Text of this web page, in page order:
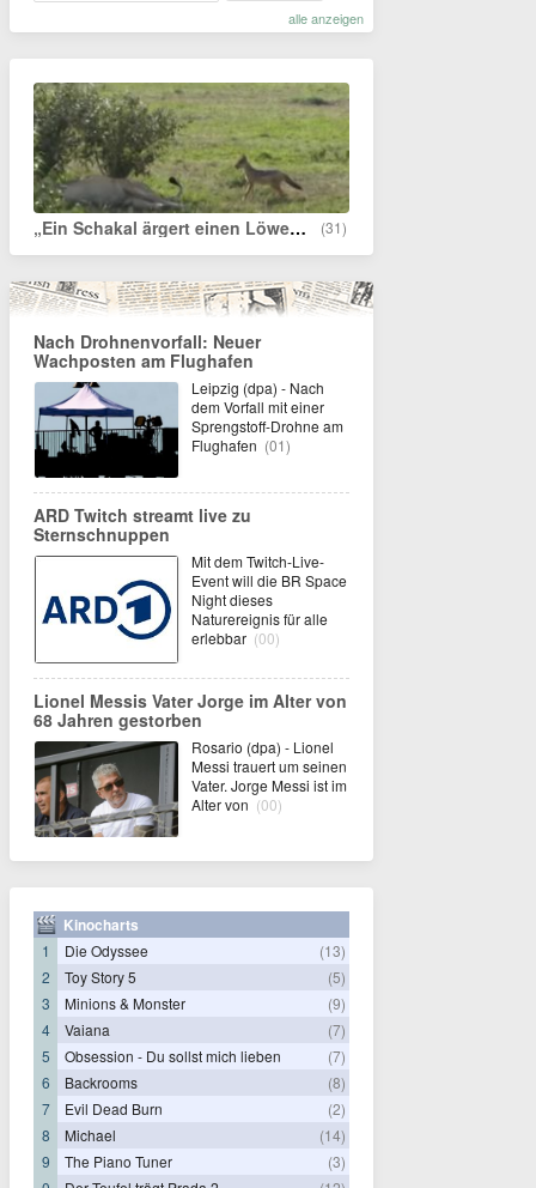
alle anzeigen
„Ein Schakal ärgert einen Löwen während seines Mittagsschlafs und zieht ihm am Schwanz“ (31)
Nach Drohnenvorfall: Neuer
Wachposten am Flughafen
Leipzig (dpa) - Nach
dem Vorfall mit einer
Sprengstoff-Drohne am
Flughafen (01)
ARD Twitch streamt live zu
Sternschnuppen
Mit dem Twitch-Live-
Event will die BR Space
Night dieses
Naturereignis für alle
erlebbar (00)
Lionel Messis Vater Jorge im Alter von
68 Jahren gestorben
Rosario (dpa) - Lionel
Messi trauert um seinen
Vater. Jorge Messi ist im
Alter von (00)
Kinocharts
1 Die Odyssee
(13)
2
Toy Story 5
(5)
3
Minions & Monster
(9)
4
Vaiana
(7)
5
Obsession - Du sollst mich lieben
(7)
6
Backrooms
(8)
7
Evil Dead Burn
(2)
8
Michael
(14)
9
The Piano Tuner
(3)